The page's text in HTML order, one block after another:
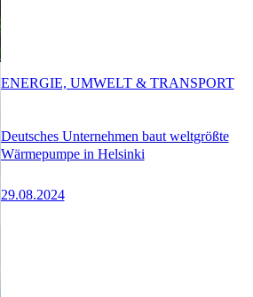
Deutsches Unternehmen baut weltgrößte
Wärmepumpe in Helsinki
29.08.2024
ENERGIE, UMWELT & TRANSPORT